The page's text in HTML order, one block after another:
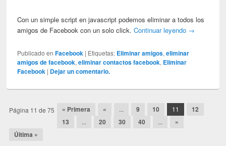
Con un simple script en javascript podemos eliminar a todos los
amigos de Facebook con un solo click.Continuar leyendo →
Publicado en Facebook | Etiquetas: Eliminar amigos,eliminar
amigos de facebook,eliminar contactos facebook, Eliminar
Facebook | Dejar un comentario.
Post navigation
Página 11 de 75 « Primera « ... 9 10 11
12
13
... 20 30 40 ...
»
Última »